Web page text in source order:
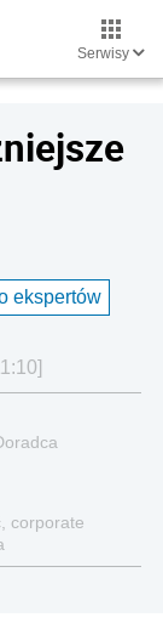
Serwisy
ekspertów
corporate